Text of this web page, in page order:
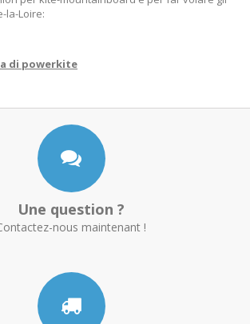
la-Loire:
di powerkite
Une question ?
nous maintenant !